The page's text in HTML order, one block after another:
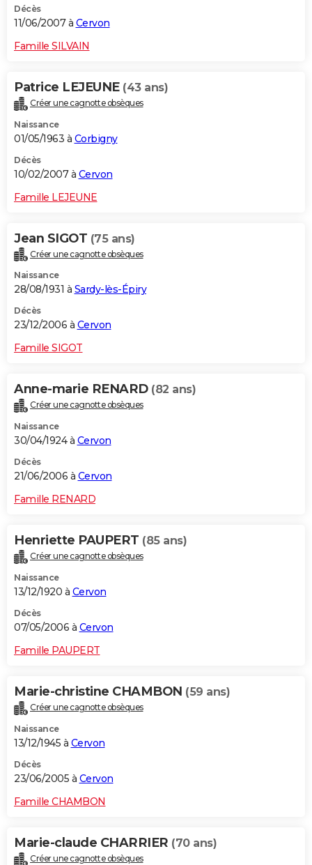
Décès
11/06/2007 à Cervon
Famille SILVAIN
Patrice LEJEUNE (43 ans)
Créer une cagnotte obsèques
Naissance
01/05/1963 à Corbigny
Décès
10/02/2007 à Cervon
Famille LEJEUNE
Jean SIGOT (75 ans)
Créer une cagnotte obsèques
Naissance
28/08/1931 à Sardy-lès-Épiry
Décès
23/12/2006 à Cervon
Famille SIGOT
Anne-marie RENARD (82 ans)
Créer une cagnotte obsèques
Naissance
30/04/1924 à Cervon
Décès
21/06/2006 à Cervon
Famille RENARD
Henriette PAUPERT (85 ans)
Créer une cagnotte obsèques
Naissance
13/12/1920 à Cervon
Décès
07/05/2006 à Cervon
Famille PAUPERT
Marie-christine CHAMBON (59 ans)
Créer une cagnotte obsèques
Naissance
13/12/1945 à Cervon
Décès
23/06/2005 à Cervon
Famille CHAMBON
Marie-claude CHARRIER (70 ans)
Créer une cagnotte obsèques